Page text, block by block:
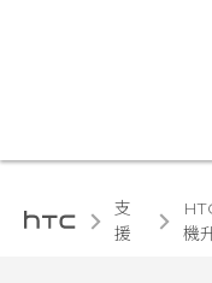
支
援
機